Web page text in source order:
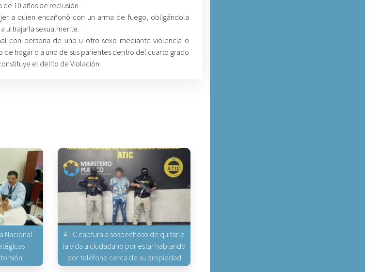
de 10 años de reclusión.
a quien encañonó con un arma de fuego, obligándola
ultrajarla sexualmente.
con persona de uno u otro sexo mediante violencia o
hogar o a uno de sus parientes dentro del cuarto grado
el delito de Violación.
Nacional
ATIC captura a sospechoso de quitarle
la vida a ciudadano por estar hablando
por teléfono cerca de su propiedad